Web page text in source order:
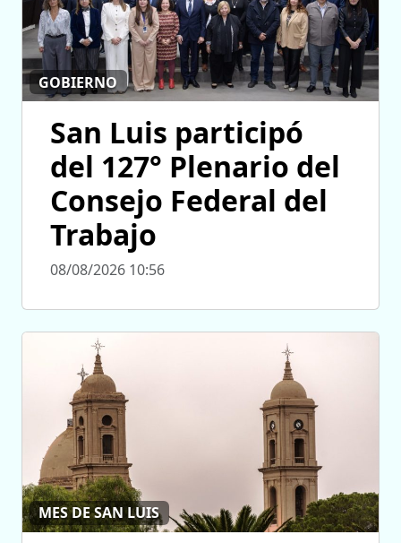
GOBIERNO
San Luis participó
del 127° Plenario del
Consejo Federal del
Trabajo
08/08/2026 10:56
MES DE SAN LUIS